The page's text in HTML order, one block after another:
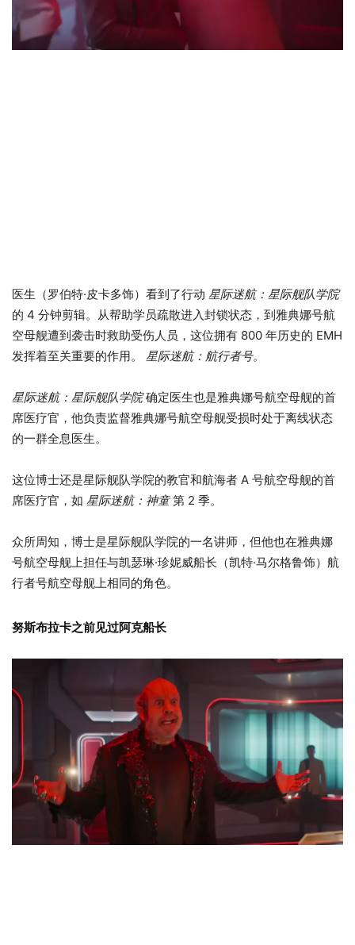
医生（罗伯特·皮卡多饰）看到了行动 星际迷航：星际舰队学院
的 4 分钟剪辑。从帮助学员疏散进入封锁状态，到雅典娜号航
空母舰遭到袭击时救助受伤人员，这位拥有 800 年历史的 EMH
发挥着至关重要的作用。 星际迷航：航行者号。
星际迷航：星际舰队学院确定医生也是雅典娜号航空母舰的首
席医疗官，他负责监督雅典娜号航空母舰受损时处于离线状态
的一群全息医生。
这位博士还是星际舰队学院的教官和航海者 A 号航空母舰的首
席医疗官，如 星际迷航：神童第 2 季。
众所周知，博士是星际舰队学院的一名讲师，但他也在雅典娜
号航空母舰上担任与凯瑟琳·珍妮威船长（凯特·马尔格鲁饰）航
行者号航空母舰上相同的角色。
努斯布拉卡之前见过阿克船长